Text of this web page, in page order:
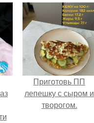
Приготовь ПП
лепешку с сыром и
творогом.